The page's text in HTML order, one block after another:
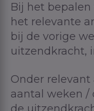
Bij het
het relevante
bij de vorige
uitzendkracht,
Onder
aantal weken /